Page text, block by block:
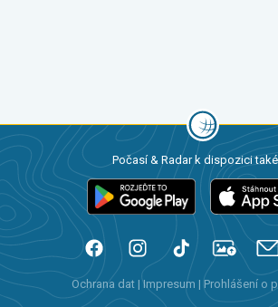
Počasí & Radar k dispozici
Ochrana dat |Impresum | Prohlášení o